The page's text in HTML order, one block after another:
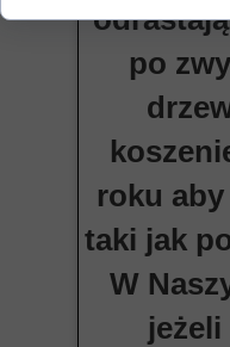
po
roku
taki jak
W